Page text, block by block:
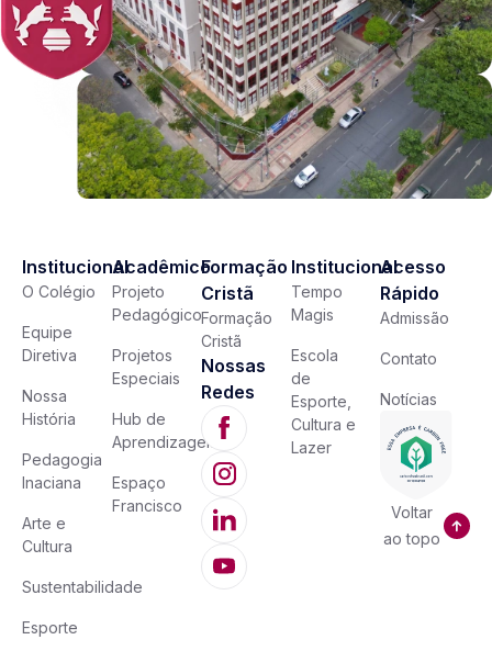
Institucional
O Colégio
Equipe
Diretiva
Nossa
História
Pedagogia
Inaciana
Arte e
Cultura
Sustentabilidade
Esporte
Acadêmico
Projeto
Pedagógico
Projetos
Especiais
Hub de
Aprendizagem
Espaço
Francisco
Formação
Cristã
Formação
Cristã
Nossas
Redes
Institucional
Tempo
Magis
Escola
de
Esporte,
Cultura e
Lazer
Acesso
Rápido
Admissão
Contato
Notícias
Voltar
ao topo